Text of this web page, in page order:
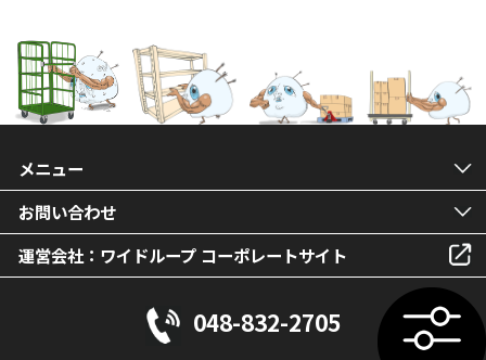
メニュー
お問い合わせ
運営会社：ワイドループ コーポレートサイト
048-832-2705